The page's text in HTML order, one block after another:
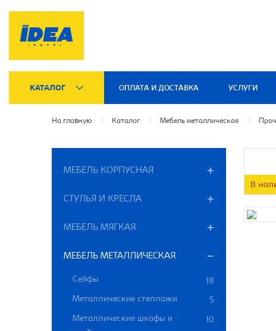
КАТАЛОГ ОПЛАТА И ДОСТАВКА УСЛУГИ
На главную Каталог Мебель металлическая
МЕБЕЛЬ КОРПУСНАЯ
СТУЛЬЯ И КРЕСЛА
МЕБЕЛЬ МЯГКАЯ
МЕБЕЛЬ МЕТАЛЛИЧЕСКАЯ
Сейфы
18
Металлические стеллажи
5
Металлические шкафы и
10
В